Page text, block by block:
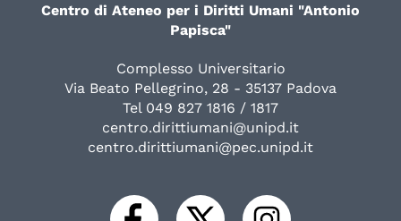
Centro di Ateneo per i Diritti Umani "Antonio
Papisca"
Complesso Universitario
Via Beato Pellegrino, 28 - 35137 Padova
Tel 049 827 1816 / 1817
centro.dirittiumani@unipd.it
centro.dirittiumani@pec.unipd.it